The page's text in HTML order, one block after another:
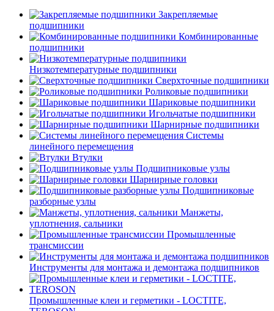
Закрепляемые
подшипники
Комбинированные
подшипники
Низкотемпературные подшипники
Сверхточные подшипники
Роликовые подшипники
Шариковые подшипники
Игольчатые подшипники
Шарнирные подшипники
Системы
линейного перемещения
Втулки
Подшипниковые узлы
Шарнирные головки
Подшипниковые
разборные узлы
Манжеты,
уплотнения, сальники
Промышленные
трансмиссии
Инструменты для монтажа и демонтажа подшипников
Промышленные клеи и герметики - LOCTITE,